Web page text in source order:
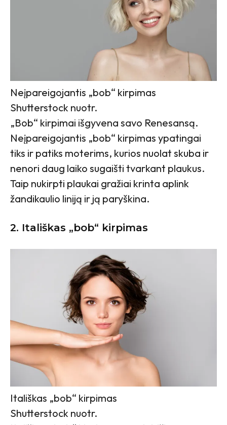
Neįpareigojantis „bob“ kirpimas
Shutterstock nuotr.
„Bob“ kirpimai išgyvena savo Renesansą.
Neįpareigojantis „bob“ kirpimas ypatingai
tiks ir patiks moterims, kurios nuolat skuba ir
nenori daug laiko sugaišti tvarkant plaukus.
Taip nukirpti plaukai gražiai krinta aplink
žandikaulio liniją ir ją paryškina.
2. Itališkas „bob“ kirpimas
Itališkas „bob“ kirpimas
Shutterstock nuotr.